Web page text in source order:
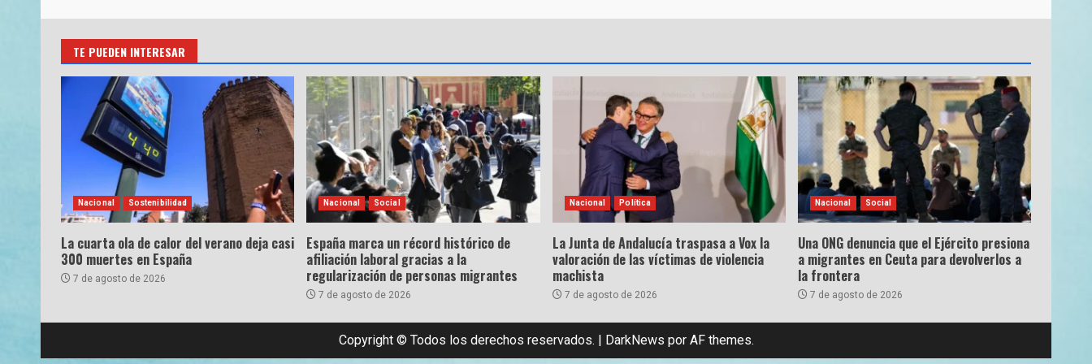
TE PUEDEN INTERESAR
Nacional Sostenibilidad
La cuarta ola de calor del verano deja casi
300 muertes en España
7 de agosto de 2026
Nacional Social
España marca un récord histórico de
afiliación laboral gracias a la
regularización de personas migrantes
7 de agosto de 2026
Nacional Política
La Junta de Andalucía traspasa a Vox la
valoración de las víctimas de violencia
machista
7 de agosto de 2026
Nacional Social
Una ONG denuncia que el Ejército presiona
a migrantes en Ceuta para devolverlos a
la frontera
7 de agosto de 2026
Copyright © Todos los derechos reservados. | DarkNews por AF themes.